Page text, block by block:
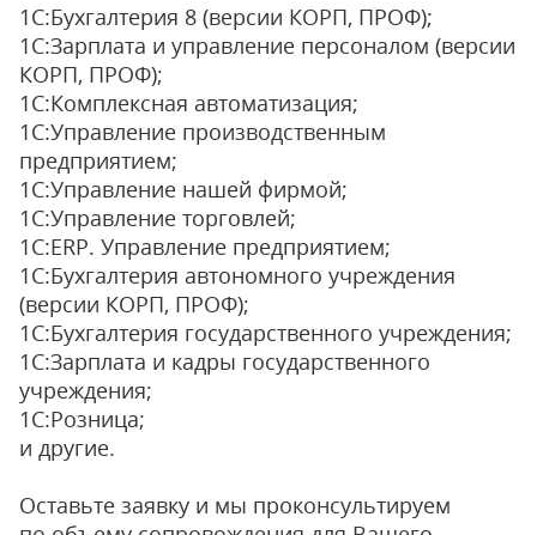
1С:Бухгалтерия 8 (версии КОРП, ПРОФ);
1С:Зарплата и управление персоналом (версии
КОРП, ПРОФ);
1С:Комплексная автоматизация;
1С:Управление производственным
предприятием;
1С:Управление нашей фирмой;
1С:Управление торговлей;
1С:ERP. Управление предприятием;
1С:Бухгалтерия автономного учреждения
(версии КОРП, ПРОФ);
1С:Бухгалтерия государственного учреждения;
1С:Зарплата и кадры государственного
учреждения;
1С:Розница;
и другие.
Оставьте заявку и мы проконсультируем